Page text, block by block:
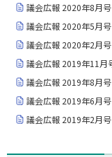
議会広報 2020年8月号
議会広報 2020年5月号
議会広報 2020年2月号
議会広報 2019年11月
議会広報 2019年8月号
議会広報 2019年6月号
議会広報 2019年2月号